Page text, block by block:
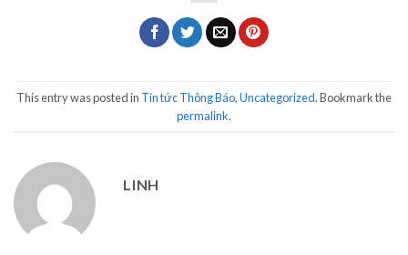
This entry was posted in Tin tức Thông Báo,Uncategorized. Bookmark the
permalink.
LINH